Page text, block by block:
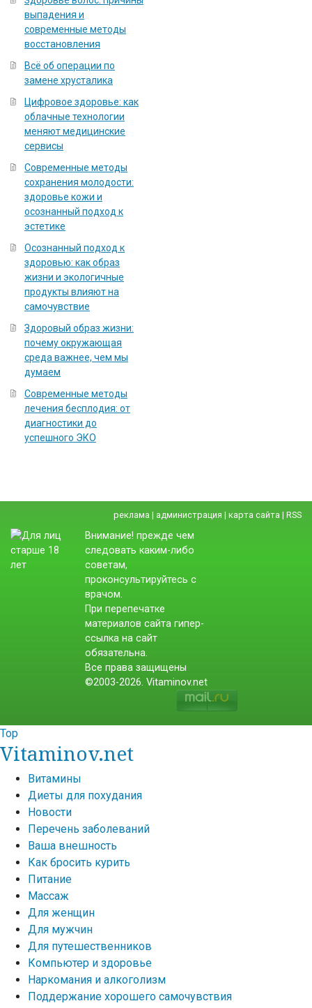
выпадения и
современные методы
восстановления
Всё об операции по
замене хрусталика
Цифровое здоровье: как
облачные технологии
меняют медицинские
сервисы
Современные методы
сохранения молодости:
здоровье кожи и
осознанный подход к
эстетике
Осознанный подход к
здоровью: как образ
жизни и экологичные
продукты влияют на
самочувствие
Здоровый образ жизни:
почему окружающая
среда важнее, чем мы
думаем
Современные методы
лечения бесплодия: от
диагностики до
успешного ЭКО
реклама | администрация | карта сайта | RSS
Внимание! прежде чем
следовать каким-либо
советам,
проконсультируйтесь с
врачом.
При перепечатке
материалов сайта гипер-
ссылка на сайт
обязательна.
Все права защищены
©2003-2026. Vitaminov.net
Top
Vitaminov.net
Витамины
Диеты для похудания
Новости
Перечень заболеваний
Ваша внешность
Как бросить курить
Питание
Массаж
Для женщин
Для мужчин
Для путешественников
Компьютер и здоровье
Наркомания и алкоголизм
Поддержание хорошего самочувствия